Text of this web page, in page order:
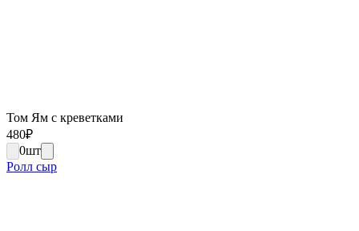
Том Ям с креветками
480₽
0шт
Ролл сыр